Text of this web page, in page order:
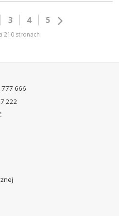
3 4 5
210 stronach
666
222